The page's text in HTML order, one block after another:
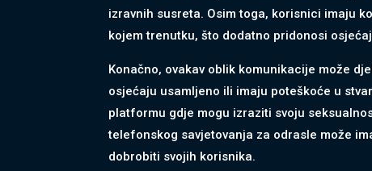
izravnih susreta. Osim toga, korisnici imaju
kojem trenutku, što dodatno pridonosi
Konačno, ovakav oblik komunikacije može
osjećaju usamljeno ili imaju poteškoće u
platformu gdje mogu izraziti svoju
telefonskog savjetovanja za odrasle može
dobrobiti svojih korisnika.